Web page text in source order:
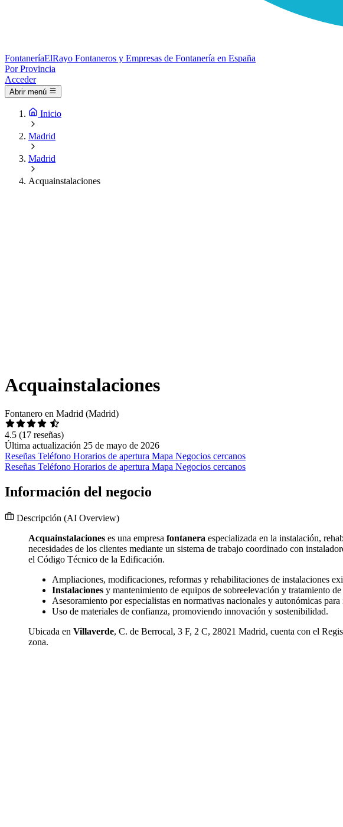
FontaneríaElRayo Fontaneros y Empresas de Fontanería en España
Por Provincia
Acceder
Abrir menú
Inicio
Madrid
Madrid
Acquainstalaciones
Acquainstalaciones
Fontanero en Madrid (Madrid)
4.5 (17 reseñas)
Última actualización 25 de mayo de 2026
Reseñas Teléfono Horarios de apertura Mapa Negocios cercanos
Reseñas Teléfono Horarios de apertura Mapa Negocios cercanos
Información del negocio
Descripción (AI Overview)
Acquainstalaciones es una empresa fontanera especializada en la instalación,
necesidades de los clientes mediante un sistema de trabajo coordinado con
el Código Técnico de la Edificación.
Ampliaciones, modificaciones, reformas y rehabilitaciones de instalaciones
Instalaciones y mantenimiento de equipos de sobreelevación y tratamiento
Asesoramiento por especialistas en normativas nacionales y autonómicas
Uso de materiales de confianza, promoviendo innovación y sostenibilidad.
Ubicada en Villaverde, C. de Berrocal, 3 F, 2 C, 28021 Madrid, cuenta con el
zona.